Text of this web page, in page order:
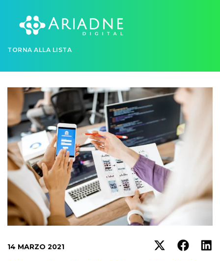
TORNA ALLA LISTA
14 MARZO 2021